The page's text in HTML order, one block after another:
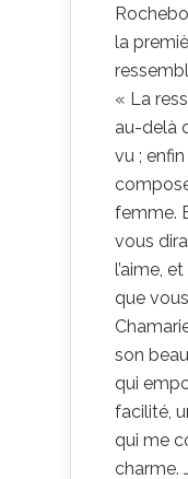
la
« La
au-delà
vu ; enfin
femme.
vous
l’aime,
que
son
qui
facilité,
qui me
charme.